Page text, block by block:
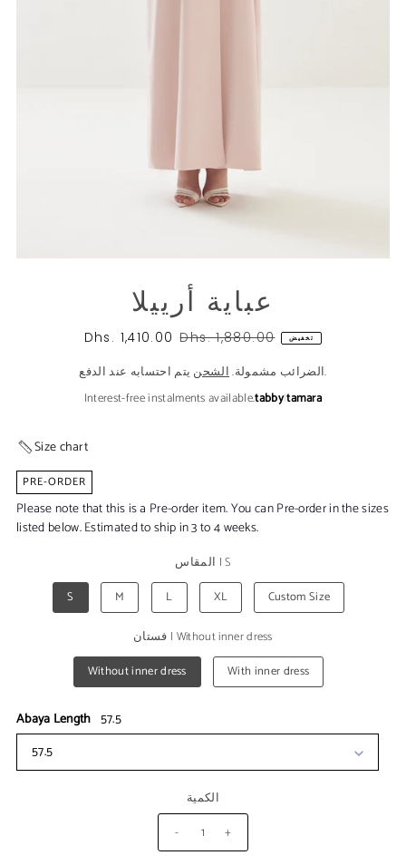
عباية أرييلا
Dhs. 1,410.00 Dhs. 1,880.00 تخفيض
الضرائب مشمولة.الشحن
يتم احتسابه عند الدفع.
Interest-free instalments available.tabby|tamara
Size chart
PRE-ORDER
Please note that this is a Pre-order item. You can Pre-order in the sizes
listed below. Estimated to ship in 3 to 4 weeks.
المقاس |S
S
M L XL Custom Size
فستان | Without inner dress
Without inner dress
With inner dress
Abaya Length 57.5
57.5
الكمية
-
+